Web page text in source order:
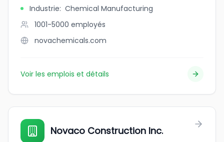
Industrie: Chemical Manufacturing
1001-5000 employés
novachemicals.com
Voir les emplois et détails
Novaco Construction Inc.